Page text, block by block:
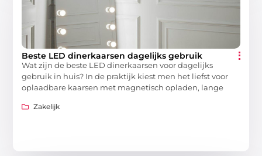
Beste LED dinerkaarsen dagelijks gebruik
Wat zijn de beste LED dinerkaarsen voor dagelijks
gebruik in huis? In de praktijk kiest men het liefst voor
oplaadbare kaarsen met magnetisch opladen, lange
Zakelijk